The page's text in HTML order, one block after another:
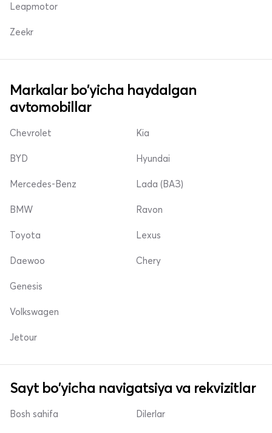
Leapmotor
Zeekr
Markalar bo'yicha haydalgan
avtomobillar
Chevrolet
BYD
Mercedes-Benz
Kia
Hyundai
Lada (ВАЗ)
BMW
Toyota
Daewoo
Ravon
Lexus
Chery
Genesis
Volkswagen
Jetour
Sayt bo'yicha navigatsiya va rekvizitlar
Bosh sahifa Dilerlar